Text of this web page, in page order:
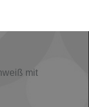
mit